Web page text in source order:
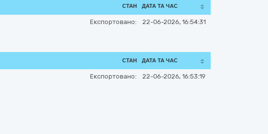
СТАН ДАТА ТА ЧАС
Експортовано: 22-06-2026, 16:54:31
СТАН ДАТА ТА ЧАС
Експортовано: 22-06-2026, 16:53:19